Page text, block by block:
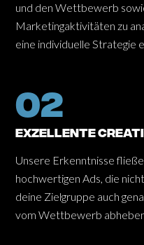
und den Wettbewerb
Marketingaktivitäten zu
eine individuelle Strategie
02
exzellente
Unsere Erkenntnisse
hochwertigen Ads, die
deine Zielgruppe auch
vom Wettbewerb